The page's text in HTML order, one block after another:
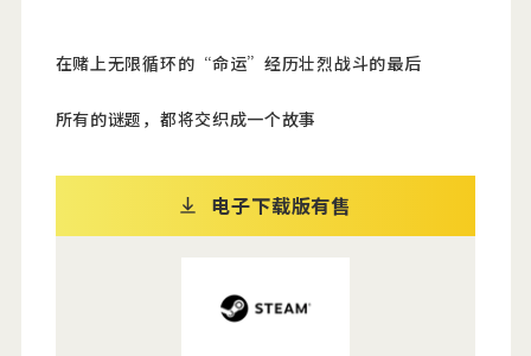
在赌上无限循环的“命运”经历壮烈战斗的最后
所有的谜题，都将交织成一个故事
电子下载版有售